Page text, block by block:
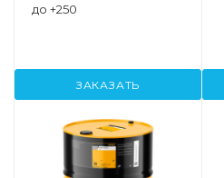
до +250
ЗАКАЗАТЬ